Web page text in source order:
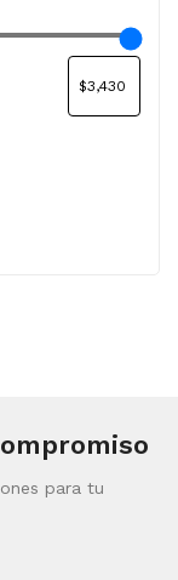
para tu